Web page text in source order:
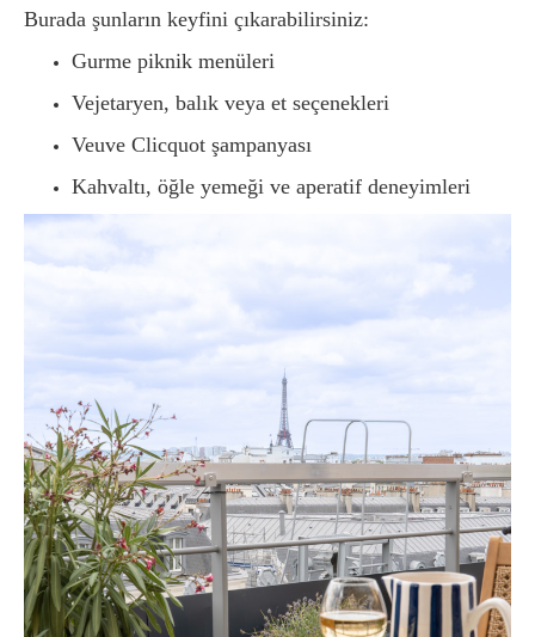
Burada şunların keyfini çıkarabilirsiniz:
Gurme piknik menüleri
Vejetaryen, balık veya et seçenekleri
Veuve Clicquot şampanyası
Kahvaltı, öğle yemeği ve aperatif deneyimleri